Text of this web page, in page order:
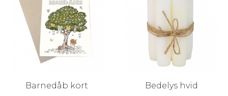
kr.75.00.
Barnedåb kort
Bedelys hvid